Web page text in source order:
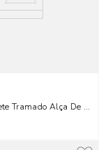
Tramado Alça De